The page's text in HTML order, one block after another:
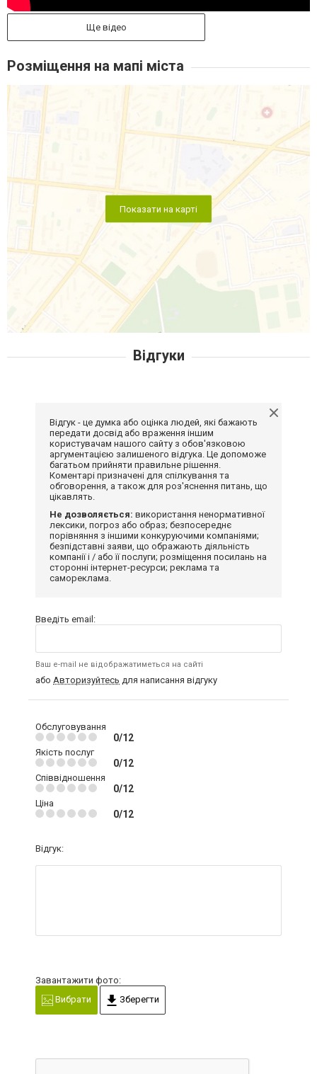
Ще відео
Розміщення на мапі міста
Показати на карті
Відгуки
Відгук - це думка або оцінка людей, які бажають
передати досвід або враження іншим
користувачам нашого сайту з обов'язковою
аргументацією залишеного відгука. Це допоможе
багатьом прийняти правильне рішення.
Коментарі призначені для спілкування та
обговорення, а також для роз'яснення питань, що
цікавлять.
Не дозволяється: використання ненормативної
лексики, погроз або образ; безпосереднє
порівняння з іншими конкуруючими компаніями;
безпідставні заяви, що ображають діяльність
компанії і / або її послуги; розміщення посилань на
сторонні інтернет-ресурси; реклама та
самореклама.
Введіть email:
Ваш e-mail не відображатиметься на сайті
або Авторизуйтесь для написання відгуку
Обслуговування
0/12
Якість послуг
0/12
Співвідношення
0/12
Ціна
0/12
Відгук:
Завантажити фото:
Вибрати
Зберегти